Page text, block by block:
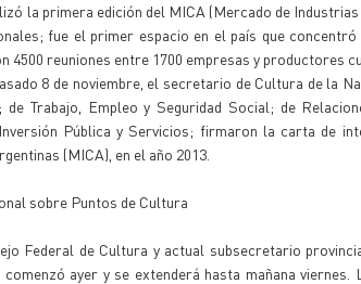
la primera edición del MICA (Mercado de
fue el primer espacio en el país que
4500 reuniones entre 1700 empresas y productores
8 de noviembre, el secretario de Cultura de la
de Trabajo, Empleo y Seguridad Social; de
Pública y Servicios; firmaron la carta de
(MICA), en el año 2013.
sobre Puntos de Cultura
Federal de Cultura y actual subsecretario
comenzó ayer y se extenderá hasta mañana